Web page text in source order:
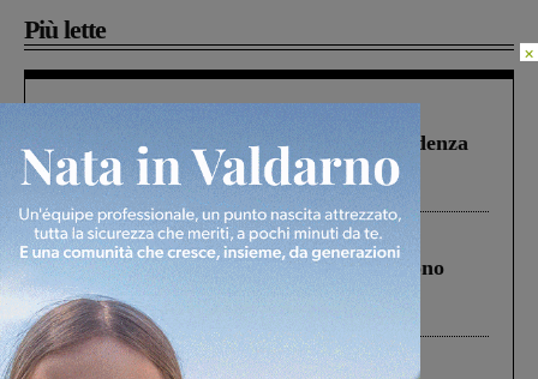
Più lette
Piscina di Figline finanziata oltre la scadenza
Pnrr, il gruppo di Fratelli d’Italia: “Un
ringraziamento al Governo”
Cronaca 4 Agosto 2026
Un anno fa la strage in A1 in cui morirono
Gianni, Giulia e Franco. Lo schianto, il
processo, lo stop ai sorpassi fra tir....
Cronaca 3 Agosto 2026
×